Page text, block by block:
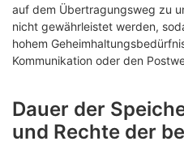
auf dem Übertragungsweg zu
nicht gewährleistet werden,
hohem
Kommunikation oder den
Dauer der
und Rechte der